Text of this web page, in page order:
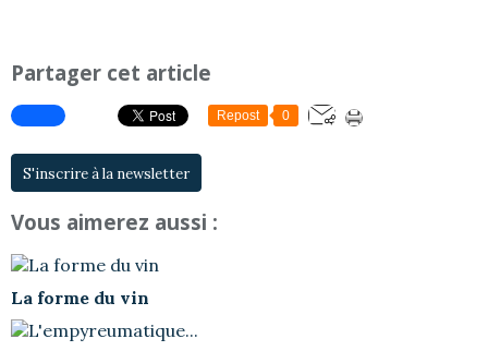
Partager cet article
Repost 0
S'inscrire à la newsletter
Vous aimerez aussi :
La forme du vin